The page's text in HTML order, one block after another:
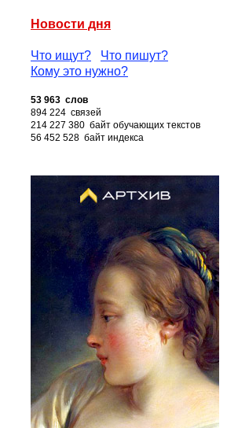
Новости дня
Что ищут?
Что пишут?
Кому это нужно?
53 963 слов
894 224 связей
214 227 380 байт обучающих текстов
56 452 528 байт индекса